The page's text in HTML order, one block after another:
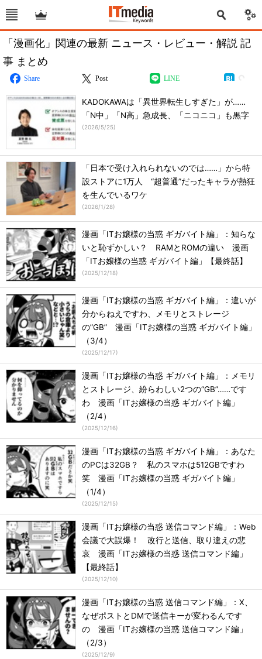
「漫画化」関連の最新 ニュース・レビュー・解説 記
事 まとめ
Share Post LINE
KADOKAWAは「異世界転生しすぎた」が……
「N中」「N高」急成長、「ニコニコ」も黒字
(2026/5/25)
「日本で受け入れられないのでは……」から特
設ストアに1万人 “超普通”だったキャラが熱狂
を生んでいるワケ
(2026/1/28)
漫画「ITお嬢様の当惑 ギガバイト編」：知らな
いと恥ずかしい？ RAMとROMの違い 漫画
「ITお嬢様の当惑 ギガバイト編」【最終話】
(2025/12/18)
漫画「ITお嬢様の当惑 ギガバイト編」：違いが
分からねえですわ、メモリとストレージ
の”GB” 漫画「ITお嬢様の当惑 ギガバイト編」
（3/4）
(2025/12/17)
漫画「ITお嬢様の当惑 ギガバイト編」：メモリ
とストレージ、紛らわしい2つの“GB”……です
わ 漫画「ITお嬢様の当惑 ギガバイト編」
（2/4）
(2025/12/16)
漫画「ITお嬢様の当惑 ギガバイト編」：あなた
のPCは32GB？ 私のスマホは512GBですわ
笑 漫画「ITお嬢様の当惑 ギガバイト編」
（1/4）
(2025/12/15)
漫画「ITお嬢様の当惑 送信コマンド編」：Web
会議で大誤爆！ 改行と送信、取り違えの悲
哀 漫画「ITお嬢様の当惑 送信コマンド編」
【最終話】
(2025/12/10)
漫画「ITお嬢様の当惑 送信コマンド編」：X、
なぜポストとDMで送信キーが変わるんです
の 漫画「ITお嬢様の当惑 送信コマンド編」
（2/3）
(2025/12/9)